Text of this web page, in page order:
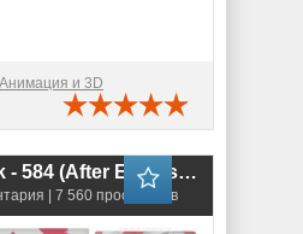
Анимация и 3D
VideoHivePack - 584 (After Effects Projects Pack)
| 7 560 просмотров